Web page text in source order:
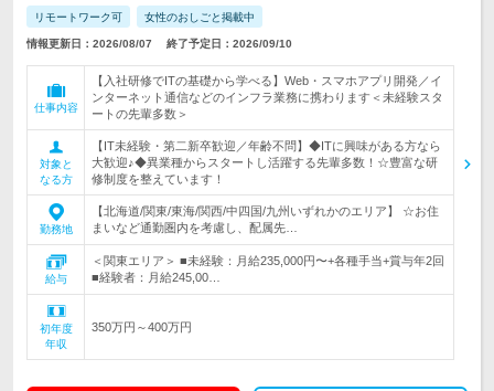
リモートワーク可 女性のおしごと掲載中
情報更新日：2026/08/07 終了予定日：2026/09/10
仕事内容
【入社研修でITの基礎から学べる】Web・スマホアプリ開発／イ
ンターネット通信などのインフラ業務に携わります＜未経験スタ
ートの先輩多数＞
対象と
なる方
【IT未経験・第二新卒歓迎／年齢不問】◆ITに興味がある方なら
大歓迎♪◆異業種からスタートし活躍する先輩多数！☆豊富な研
修制度を整えています！
勤務地
【北海道/関東/東海/関西/中四国/九州いずれかのエリア】 ☆お住
まいなど通勤圏内を考慮し、配属先…
給与
＜関東エリア＞ ■未経験：月給235,000円〜+各種手当+賞与年2回
■経験者：月給245,00…
初年度
年収
350万円～400万円